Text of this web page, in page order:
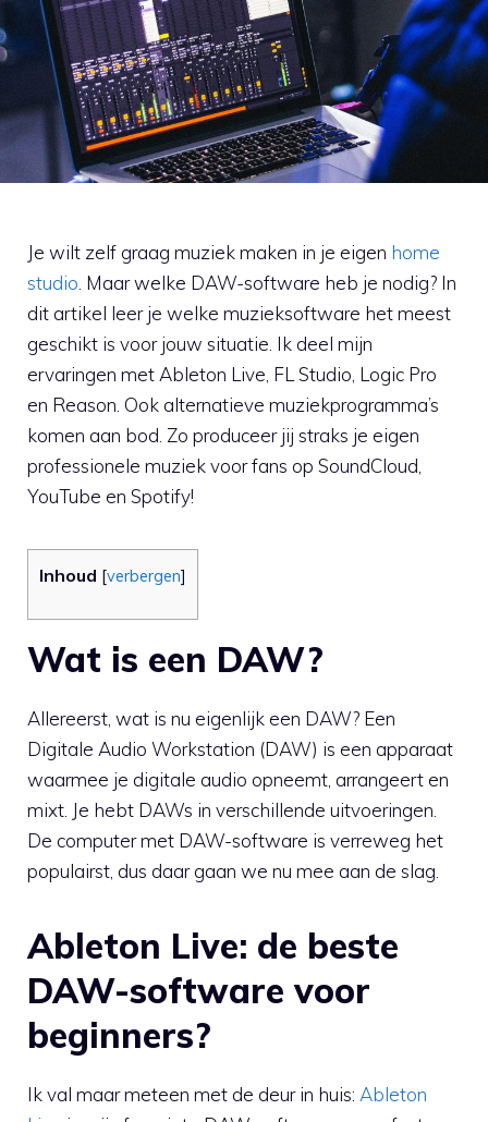
Je wilt zelf graag muziek maken in je eigen home
studio . Maar welke DAW-software heb je nodig? In
dit artikel leer je welke muzieksoftware het meest
geschikt is voor jouw situatie. Ik deel mijn
ervaringen met Ableton Live, FL Studio, Logic Pro
en Reason. Ook alternatieve muziekprogramma’s
komen aan bod. Zo produceer jij straks je eigen
professionele muziek voor fans op SoundCloud,
YouTube en Spotify!
Inhoud [verbergen]
Wat is een DAW?
Allereerst, wat is nu eigenlijk een DAW? Een
Digitale Audio Workstation (DAW) is een apparaat
waarmee je digitale audio opneemt, arrangeert en
mixt. Je hebt DAWs in verschillende uitvoeringen.
De computer met DAW-software is verreweg het
populairst, dus daar gaan we nu mee aan de slag.
Ableton Live: de beste
DAW-software voor
beginners?
Ik val maar meteen met de deur in huis: Ableton